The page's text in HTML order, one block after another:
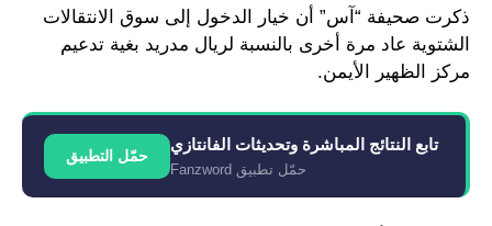
ذكرت صحيفة “آس” أن خيار الدخول إلى سوق الانتقالات
الشتوية عاد مرة أخرى بالنسبة لريال مدريد بغية تدعيم
مركز الظهير الأيمن.
تابع النتائج المباشرة وتحديثات الفانتازي
حمّل تطبيق Fanzword
حمّل التطبيق